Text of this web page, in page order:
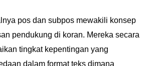
pos dan subpos mewakili konsep
pendukung di koran. Mereka secara
tingkat kepentingan yang
dalam format teks dimana